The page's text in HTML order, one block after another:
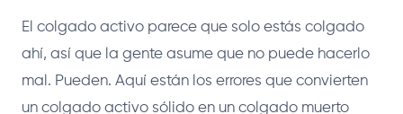
El colgado activo parece que solo estás colgado
ahí, así que la gente asume que no puede hacerlo
mal. Pueden. Aquí están los errores que convierten
un colgado activo sólido en un colgado muerto